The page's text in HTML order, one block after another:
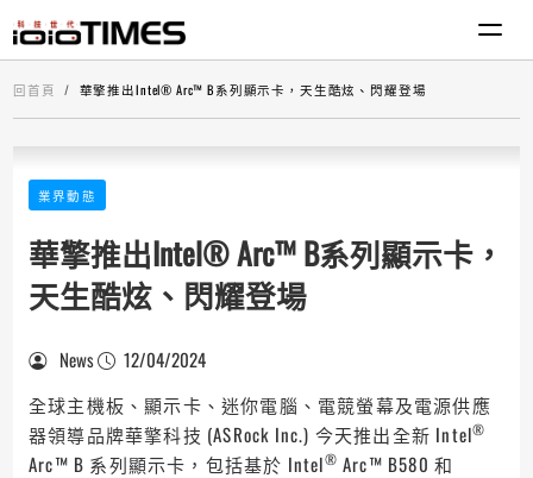
回首頁 華擎推出Intel® Arc™ B系列顯示卡，天生酷炫、閃耀登場
業界動態
華擎推出Intel® Arc™ B系列顯示卡，
天生酷炫、閃耀登場
News
12/04/2024
全球主機板、顯示卡、迷你電腦、電競螢幕及電源供應
器領導品牌華擎科技 (ASRock Inc.) 今天推出全新 Intel®
Arc™ B 系列顯示卡，包括基於 Intel® Arc™ B580 和